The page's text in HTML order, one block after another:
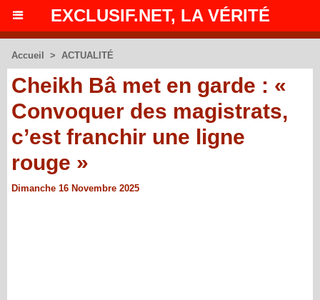
EXCLUSIF.NET, LA VÉRITÉ
Accueil > ACTUALITÉ
Cheikh Bâ met en garde : «
Convoquer des magistrats,
c’est franchir une ligne
rouge »
Dimanche 16 Novembre 2025